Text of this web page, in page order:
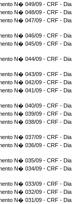
N� 049/09 - CRF -
N� 048/09 - CRF -
N� 047/09 - CRF -
N� 046/09 - CRF -
N� 045/09 - CRF -
N� 044/09 - CRF -
N� 043/09 - CRF -
N� 042/09 - CRF -
N� 041/09 - CRF -
N� 040/09 - CRF -
N� 039/09 - CRF -
N� 038/09 - CRF -
N� 037/09 - CRF -
N� 036/09 - CRF -
N� 035/09 - CRF -
N� 034/09 - CRF -
N� 033/09 - CRF -
N� 032/09 - CRF -
N� 031/09 - CRF -